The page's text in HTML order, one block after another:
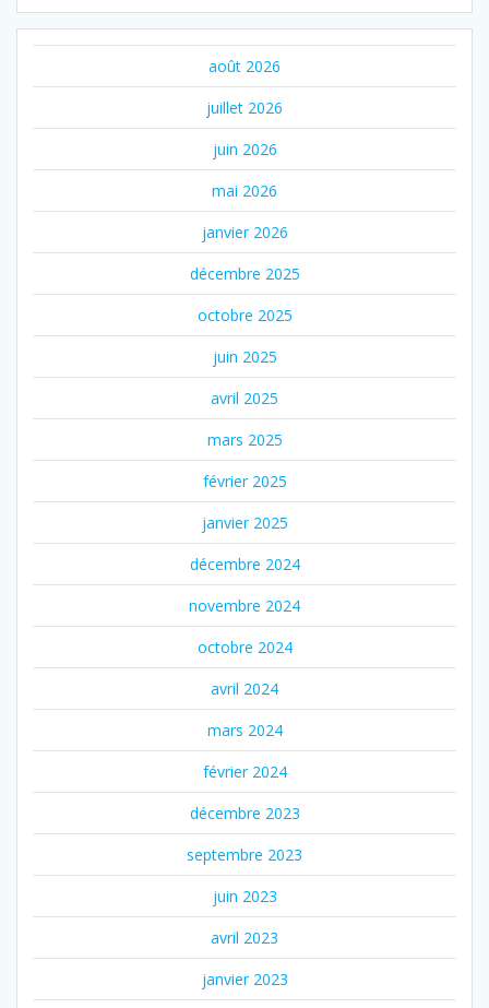
août 2026
juillet 2026
juin 2026
mai 2026
janvier 2026
décembre 2025
octobre 2025
juin 2025
avril 2025
mars 2025
février 2025
janvier 2025
décembre 2024
novembre 2024
octobre 2024
avril 2024
mars 2024
février 2024
décembre 2023
septembre 2023
juin 2023
avril 2023
janvier 2023